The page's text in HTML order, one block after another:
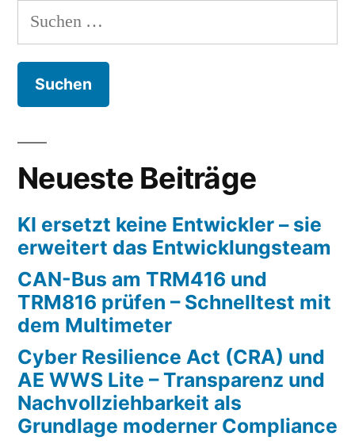
Suchen
nach:
Neueste Beiträge
KI ersetzt keine Entwickler – sie
erweitert das Entwicklungsteam
CAN-Bus am TRM416 und
TRM816 prüfen – Schnelltest mit
dem Multimeter
Cyber Resilience Act (CRA) und
AE WWS Lite – Transparenz und
Nachvollziehbarkeit als
Grundlage moderner Compliance